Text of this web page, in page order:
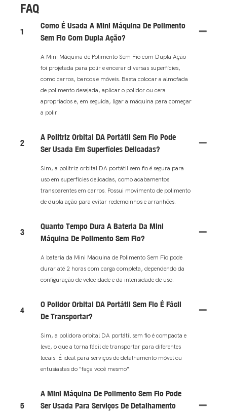
FAQ
1
Como É Usada A Mini Máquina De Polimento
Sem Fio Com Dupla Ação?
A Mini Máquina de Polimento Sem Fio com Dupla Ação
foi projetada para polir e encerar diversas superfícies,
como carros, barcos e móveis. Basta colocar a almofada
de polimento desejada, aplicar o polidor ou cera
apropriados e, em seguida, ligar a máquina para começar
a polir.
2
A Politriz Orbital DA Portátil Sem Fio Pode
Ser Usada Em Superfícies Delicadas?
Sim, a politriz orbital DA portátil sem fio é segura para
uso em superfícies delicadas, como acabamentos
transparentes em carros. Possui movimento de polimento
de dupla ação para evitar redemoinhos e arranhões.
3
Quanto Tempo Dura A Bateria Da Mini
Máquina De Polimento Sem Fio?
A bateria da Mini Máquina de Polimento Sem Fio pode
durar até 2 horas com carga completa, dependendo da
configuração de velocidade e da intensidade de uso.
4
O Polidor Orbital DA Portátil Sem Fio É Fácil
De Transportar?
Sim, a polidora orbital DA portátil sem fio é compacta e
leve, o que a torna fácil de transportar para diferentes
locais. É ideal para serviços de detalhamento móvel ou
entusiastas do "faça você mesmo".
5
A Mini Máquina De Polimento Sem Fio Pode
Ser Usada Para Serviços De Detalhamento